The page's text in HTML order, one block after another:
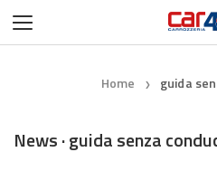
Home ❯ guida
News · guida senza